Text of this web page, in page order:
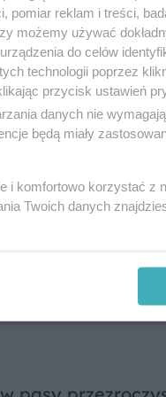
tkaniny.
tkanin
w pralce.
tkaniny.
pomiar reklam i treści,
możemy używać
do celów
technologii poprzez
przycisk ustawień
danych nie
będą miały
i komfortowo korzystać z
Twoich danych